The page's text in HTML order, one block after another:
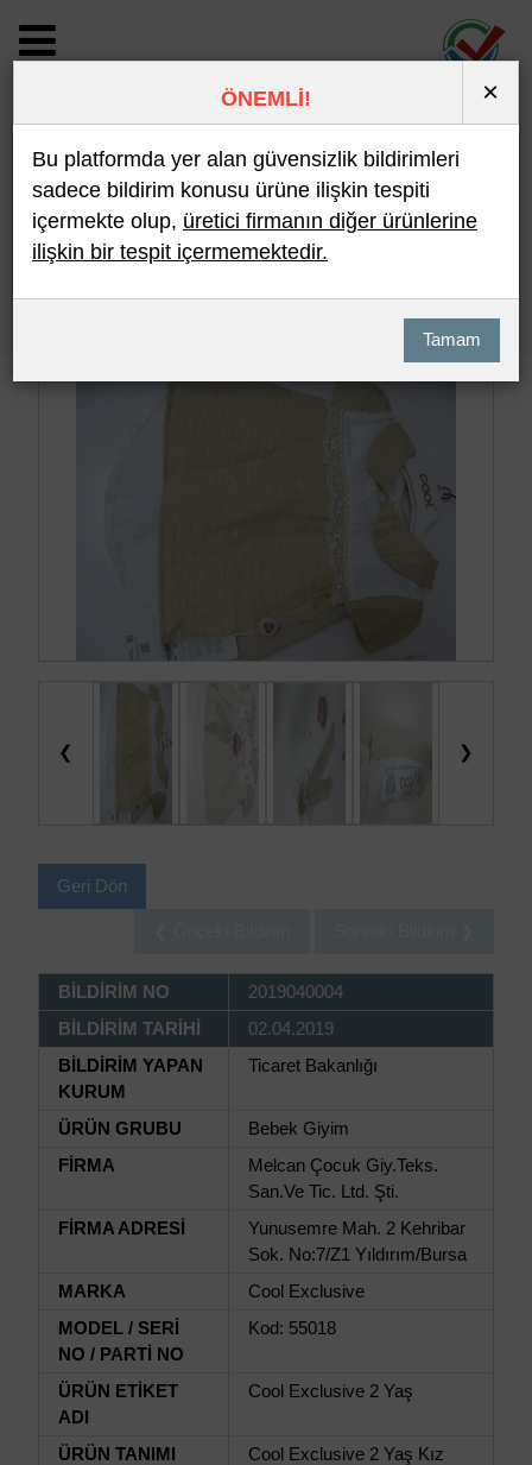
BİLDİRİM DETAYI
Son 10 Bildirim En Çok İncelenen
❮ ❯
Geri Dön
BİLDİRİM NO
2019040004
BİLDİRİM TARİHİ
02.04.2019
BİLDİRİM YAPAN
KURUM
Ticaret Bakanlığı
ÜRÜN GRUBU
Bebek Giyim
FİRMA
Melcan Çocuk Giy.Teks.
San.Ve Tic. Ltd. Şti.
FİRMA ADRESİ
Yunusemre Mah. 2 Kehribar
Sok. No:7/Z1 Yıldırım/Bursa
MARKA
Cool Exclusive
MODEL / SERİ
NO / PARTİ NO
Kod: 55018
ÜRÜN ETİKET
ADI
Cool Exclusive 2 Yaş
ÜRÜN TANIMI
Cool Exclusive 2 Yaş Kız
ÖNEMLİ! ×
Bu platformda yer alan güvensizlik bildirimleri
sadece bildirim konusu ürüne ilişkin tespiti
içermekte olup, üretici firmanın diğer ürünlerine
ilişkin bir tespit içermemektedir.
Tamam